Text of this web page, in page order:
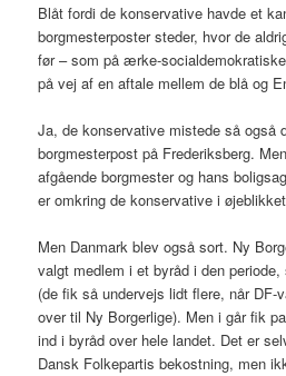
Blåt fordi de konservative havde et
borgmesterposter steder, hvor de
før – som på ærke-
på vej af en aftale mellem de blå og
Ja, de konservative mistede så også
borgmesterpost på Frederiksberg.
afgående borgmester og hans
er omkring de konservative i
Men Danmark blev også sort. Ny
valgt medlem i et byråd i den
(de fik så undervejs lidt flere, når DF-
over til Ny Borgerlige). Men i går fik
ind i byråd over hele landet. Det er
Dansk Folkepartis bekostning, men